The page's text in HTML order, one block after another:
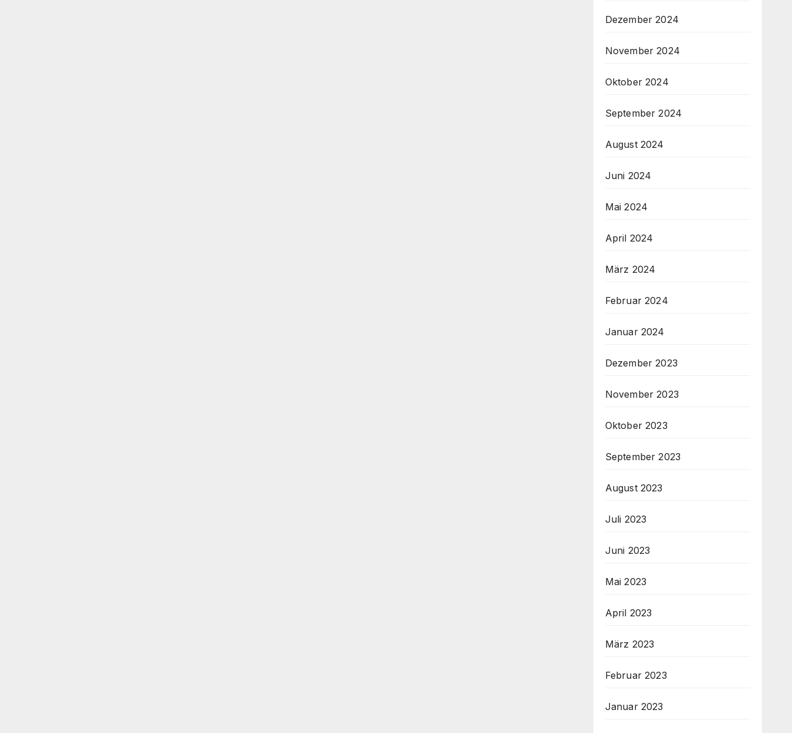
Dezember 2024
November 2024
Oktober 2024
September 2024
August 2024
Juni 2024
Mai 2024
April 2024
März 2024
Februar 2024
Januar 2024
Dezember 2023
November 2023
Oktober 2023
September 2023
August 2023
Juli 2023
Juni 2023
Mai 2023
April 2023
März 2023
Februar 2023
Januar 2023